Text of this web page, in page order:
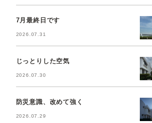
7月最終日です
2026.07.31
じっとりした空気
2026.07.30
防災意識、改めて強く
2026.07.29